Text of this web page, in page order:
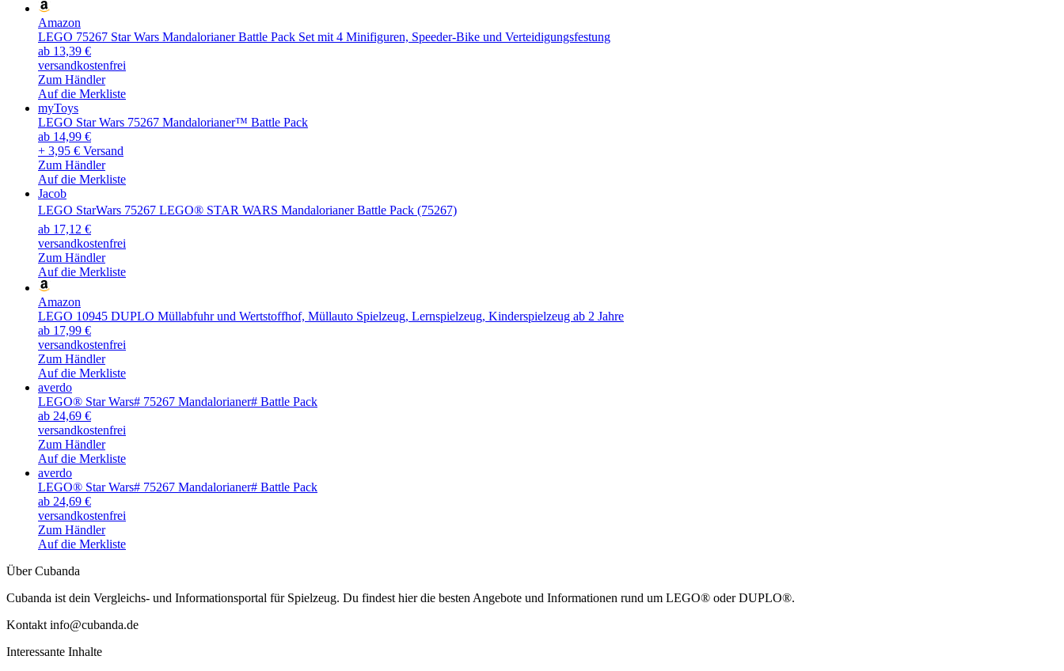
Amazon
LEGO 75267 Star Wars Mandalorianer Battle Pack Set mit 4 Minifiguren, Speeder-Bike und Verteidigungsfestung
ab 13,39 €
versandkostenfrei
Zum Händler
Auf die Merkliste
myToys
LEGO Star Wars 75267 Mandalorianer™ Battle Pack
ab 14,99 €
+ 3,95 € Versand
Zum Händler
Auf die Merkliste
Jacob
LEGO StarWars 75267 LEGO® STAR WARS Mandalorianer Battle Pack (75267)
ab 17,12 €
versandkostenfrei
Zum Händler
Auf die Merkliste
Amazon
LEGO 10945 DUPLO Müllabfuhr und Wertstoffhof, Müllauto Spielzeug, Lernspielzeug, Kinderspielzeug ab 2 Jahre
ab 17,99 €
versandkostenfrei
Zum Händler
Auf die Merkliste
averdo
LEGO® Star Wars# 75267 Mandalorianer# Battle Pack
ab 24,69 €
versandkostenfrei
Zum Händler
Auf die Merkliste
averdo
LEGO® Star Wars# 75267 Mandalorianer# Battle Pack
ab 24,69 €
versandkostenfrei
Zum Händler
Auf die Merkliste
Über Cubanda
Cubanda ist dein Vergleichs- und Informationsportal für Spielzeug. Du findest hier die besten Angebote und Informationen rund um LEGO® oder DUPLO®.
Kontakt info@cubanda.de
Interessante Inhalte